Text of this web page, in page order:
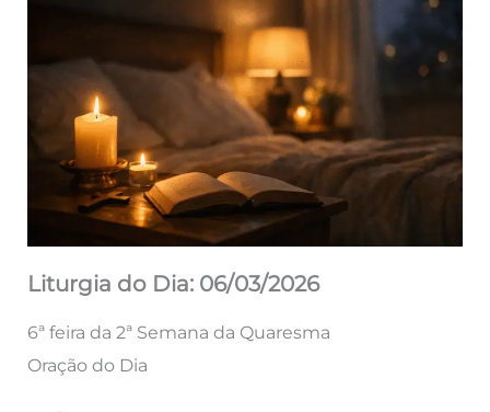
Liturgia do Dia: 06/03/2026
6ª feira da 2ª Semana da Quaresma
Oração do Dia